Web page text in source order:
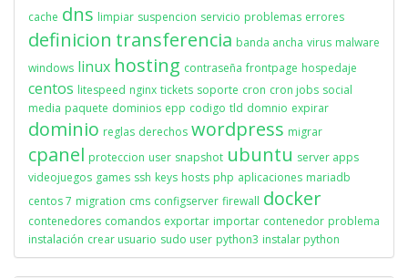
cache dns limpiar suspencion servicio problemas errores
definicion transferencia banda ancha virus malware
windows linux hosting contraseña frontpage hospedaje
centos litespeed nginx tickets soporte cron cron jobs social
media paquete dominios epp codigo tld domnio expirar
dominio reglas derechos wordpress migrar
cpanel proteccion user snapshot ubuntu server apps
videojuegos games ssh keys hosts php aplicaciones mariadb
centos 7 migration cms configserver firewall docker
contenedores comandos exportar importar contenedor problema
instalación crear usuario sudo user python3 instalar python